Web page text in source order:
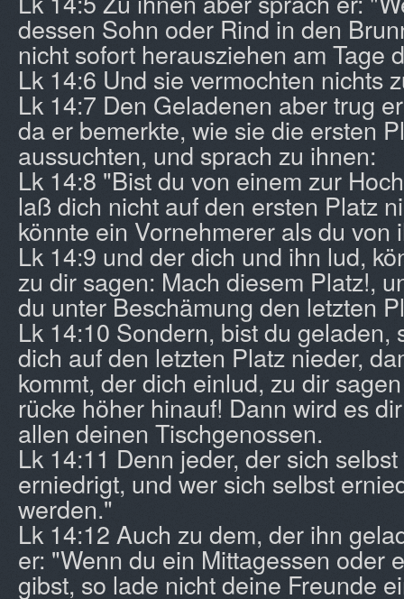
dessen Sohn oder Rind in den
nicht sofort herausziehen am Tage
Lk 14:6 Und sie vermochten nichts
Lk 14:7 Den Geladenen aber trug
da er bemerkte, wie sie die ersten
aussuchten, und sprach zu ihnen:
Lk 14:8 "Bist du von einem zur
laß dich nicht auf den ersten Platz
könnte ein Vornehmerer als du von
Lk 14:9 und der dich und ihn lud,
zu dir sagen: Mach diesem Platz!,
du unter Beschämung den letzten
Lk 14:10 Sondern, bist du geladen,
dich auf den letzten Platz nieder,
kommt, der dich einlud, zu dir
rücke höher hinauf! Dann wird es
allen deinen Tischgenossen.
Lk 14:11 Denn jeder, der sich
erniedrigt, und wer sich selbst
werden."
Lk 14:12 Auch zu dem, der ihn
er: "Wenn du ein Mittagessen oder
gibst, so lade nicht deine Freunde